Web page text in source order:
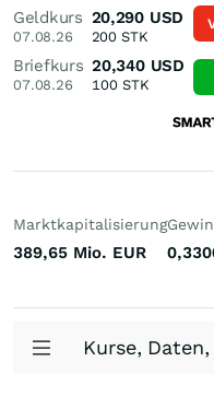
Geldkurs
07.08.26
20,290 USD
200 STK
Briefkurs
07.08.26
20,340 USD
100STK
Marktkapitalisierung
389,65 Mio. EUR
Kurse,